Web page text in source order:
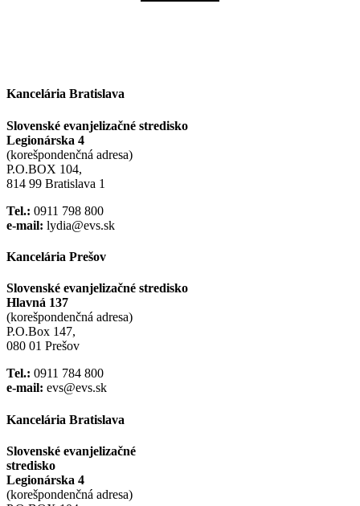
Kancelária Bratislava
Slovenské evanjelizačné stredisko
Legionárska 4
(korešpondenčná adresa)
P.O.BOX 104,
814 99 Bratislava 1
Tel.: 0911 798 800
e-mail: lydia@evs.sk
Kancelária Prešov
Slovenské evanjelizačné stredisko
Hlavná 137
(korešpondenčná adresa)
P.O.Box 147,
080 01 Prešov
Tel.: 0911 784 800
e-mail: evs@evs.sk
Kancelária Bratislava
Slovenské evanjelizačné
stredisko
Legionárska 4
(korešpondenčná adresa)